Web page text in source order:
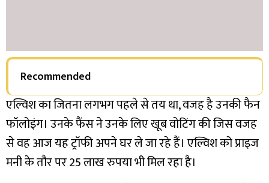
Recommended
एल्विश का जितना लगभग पहले से तय था, वजह है उनकी फैन
फॉलोइंग। उनके फैंस ने उनके लिए खूब वोटिंग की जिस वजह
से वह आज यह ट्रॉफी अपने घर ले जा रहे हैं। एल्विश को प्राइज
मनी के तौर पर 25 लाख रुपया भी मिल रहा है।